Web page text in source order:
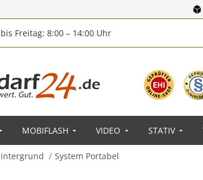
Freitag: 8:00 – 14:00 Uhr
MOBIFLASH VIDEO STATIV
System Portabel